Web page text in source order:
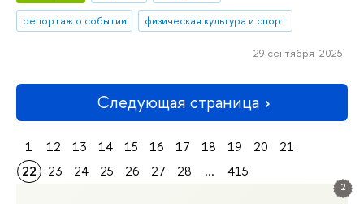
2
репортаж о событии
физическая культура и спорт
29 сентября 2025
Следующая страница
1 12 13 14 15 16 17 18 19 20
21
22
23 24 25 26 27 28 ... 415